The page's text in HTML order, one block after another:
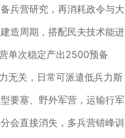
兵营研究，再消耗政令与大
造周期，搭配民夫技术能进
单次稳定产出2500预备
无关，日常可派遣低兵力斯
要塞、野外军营，运输行军
会直接消失，多兵营错峰训